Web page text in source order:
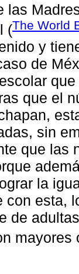
las
(The World
y
de
que el
sin
que las
la
con esta,
de